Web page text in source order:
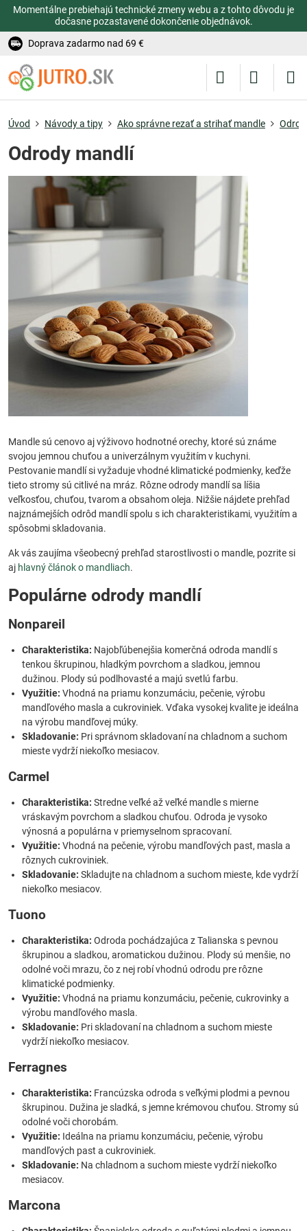
Momentálne prebiehajú technické zmeny webu a z tohto dôvodu je
dočasne pozastavené dokončenie objednávok.
Doprava zadarmo nad 69 €
Úvod Návody a tipy Ako správne rezať a strihať mandle
Odrody mandlí
Mandle sú cenovo aj výživovo hodnotné orechy, ktoré sú známe
svojou jemnou chuťou a univerzálnym využitím v kuchyni.
Pestovanie mandlí si vyžaduje vhodné klimatické podmienky, keďže
tieto stromy sú citlivé na mráz. Rôzne odrody mandlí sa líšia
veľkosťou, chuťou, tvarom a obsahom oleja. Nižšie nájdete prehľad
najznámejších odrôd mandlí spolu s ich charakteristikami, využitím a
spôsobmi skladovania.
Ak vás zaujíma všeobecný prehľad starostlivosti o mandle, pozrite si
aj hlavný článok o mandliach.
Populárne odrody mandlí
Nonpareil
Charakteristika: Najobľúbenejšia komerčná odroda mandlí s
tenkou škrupinou, hladkým povrchom a sladkou, jemnou
dužinou. Plody sú podlhovasté a majú svetlú farbu.
Využitie: Vhodná na priamu konzumáciu, pečenie, výrobu
mandľového masla a cukroviniek. Vďaka vysokej kvalite je ideálna
na výrobu mandľovej múky.
Skladovanie: Pri správnom skladovaní na chladnom a suchom
mieste vydrží niekoľko mesiacov.
Carmel
Charakteristika: Stredne veľké až veľké mandle s mierne
vráskavým povrchom a sladkou chuťou. Odroda je vysoko
výnosná a populárna v priemyselnom spracovaní.
Využitie: Vhodná na pečenie, výrobu mandľových past, masla a
rôznych cukroviniek.
Skladovanie: Skladujte na chladnom a suchom mieste, kde vydrží
niekoľko mesiacov.
Tuono
Charakteristika: Odroda pochádzajúca z Talianska s pevnou
škrupinou a sladkou, aromatickou dužinou. Plody sú menšie, no
odolné voči mrazu, čo z nej robí vhodnú odrodu pre rôzne
klimatické podmienky.
Využitie: Vhodná na priamu konzumáciu, pečenie, cukrovinky a
výrobu mandľového masla.
Skladovanie: Pri skladovaní na chladnom a suchom mieste
vydrží niekoľko mesiacov.
Ferragnes
Charakteristika: Francúzska odroda s veľkými plodmi a pevnou
škrupinou. Dužina je sladká, s jemne krémovou chuťou. Stromy sú
odolné voči chorobám.
Využitie: Ideálna na priamu konzumáciu, pečenie, výrobu
mandľových past a cukroviniek.
Skladovanie: Na chladnom a suchom mieste vydrží niekoľko
mesiacov.
Marcona